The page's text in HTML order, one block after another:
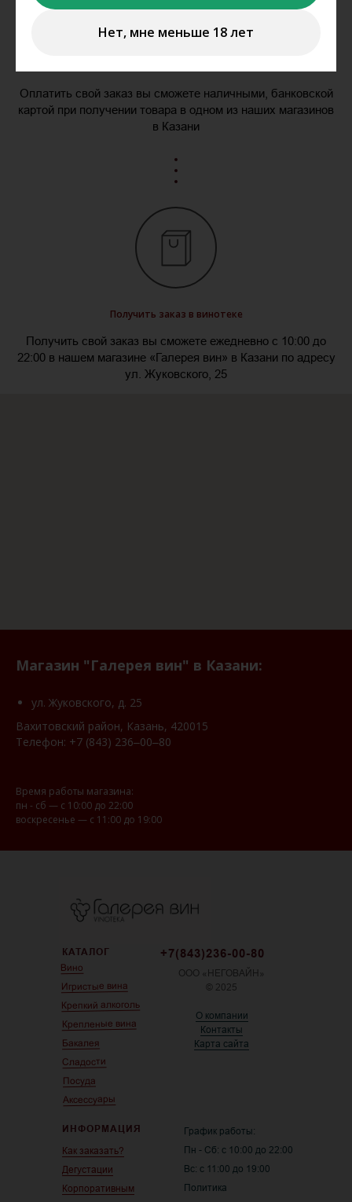
Нет, мне меньше 18 лет
Оплатить свой заказ вы сможете наличными, банковской
картой при получении товара в одном из наших магазинов
в Казани
Получить заказ в винотеке
Получить свой заказ вы сможете ежедневно с 10:00 до
22:00 в нашем магазине «Галерея вин» в Казани по адресу
ул. Жуковского, 25
Магазин "Галерея вин" в Казани:
ул. Жуковского, д. 25
Вахитовский район, Казань, 420015
Телефон: +7 (843) 236‒00‒80
Время работы магазина:
пн - сб — с 10:00 до 22:00
воскресенье — с 11:00 до 19:00
КАТАЛОГ
Вино
Игристые вина
Крепкий алкоголь
Крепленые вина
Бакалея
Сладости
Посуда
Аксессуары
ИНФОРМАЦИЯ
Как заказать?
Дегустации
Корпоративным
График работы:
Пн - Сб: с 10:00 до 22:00
Вс: с 11:00 до 19:00
Политика
ООО «НЕГОВАЙН»
© 2025
О компании
Контакты
Карта сайта
+7(843)236-00-80